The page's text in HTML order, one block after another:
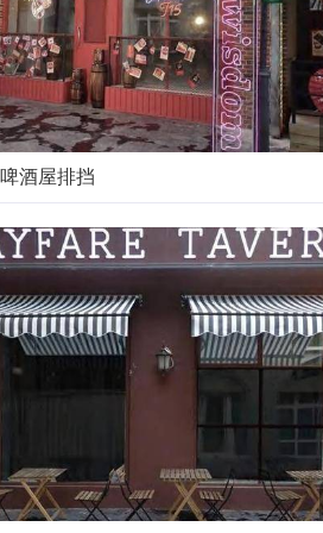
啤酒屋排挡